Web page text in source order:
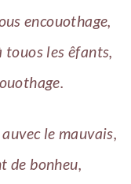
encouothage,
touos les êfants,
le mauvais,
de bonheu,